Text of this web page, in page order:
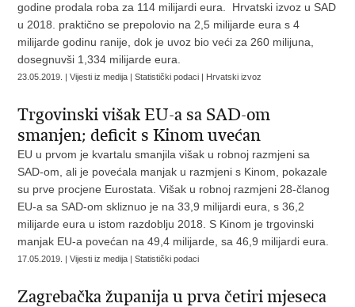
godine prodala roba za 114 milijardi eura. Hrvatski izvoz u SAD
u 2018. praktično se prepolovio na 2,5 milijarde eura s 4
milijarde godinu ranije, dok je uvoz bio veći za 260 milijuna,
dosegnuvši 1,334 milijarde eura.
23.05.2019. | Vijesti iz medija | Statistički podaci | Hrvatski izvoz
Trgovinski višak EU-a sa SAD-om
smanjen; deficit s Kinom uvećan
EU u prvom je kvartalu smanjila višak u robnoj razmjeni sa
SAD-om, ali je povećala manjak u razmjeni s Kinom, pokazale
su prve procjene Eurostata. Višak u robnoj razmjeni 28-članog
EU-a sa SAD-om skliznuo je na 33,9 milijardi eura, s 36,2
milijarde eura u istom razdoblju 2018. S Kinom je trgovinski
manjak EU-a povećan na 49,4 milijarde, sa 46,9 milijardi eura.
17.05.2019. | Vijesti iz medija | Statistički podaci
Zagrebačka županija u prva četiri mjeseca